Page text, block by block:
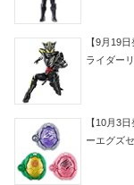
【9月19
ライダー
【10月3
ーエグズ